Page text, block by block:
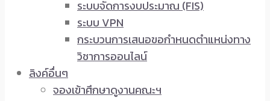
ระบบจัดการงบประมาณ (FIS)
ระบบ VPN
กระบวนการเสนอขอกำหนดตำแหน่งทาง
วิชาการออนไลน์
ลิงค์อื่นๆ
จองเข้าศึกษาดูงานคณะฯ